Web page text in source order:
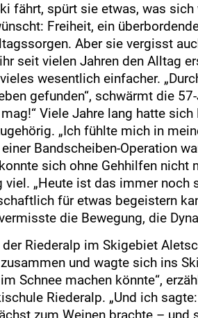
fährt, spürt sie etwas, was
Freiheit, ein
Aber sie vergisst
seit vielen Jahren den Alltag
wesentlich einfacher.
gefunden“, schwärmt die
Viele Jahre lang hatte
„Ich fühlte mich in
Bandscheiben-Operation
sich ohne Gehhilfen nicht
„Heute ist das immer noch
für etwas begeistern
die Bewegung, die
Riederalp im Skigebiet
und wagte sich ins
Schnee machen könnte“,
Riederalp. „Und ich